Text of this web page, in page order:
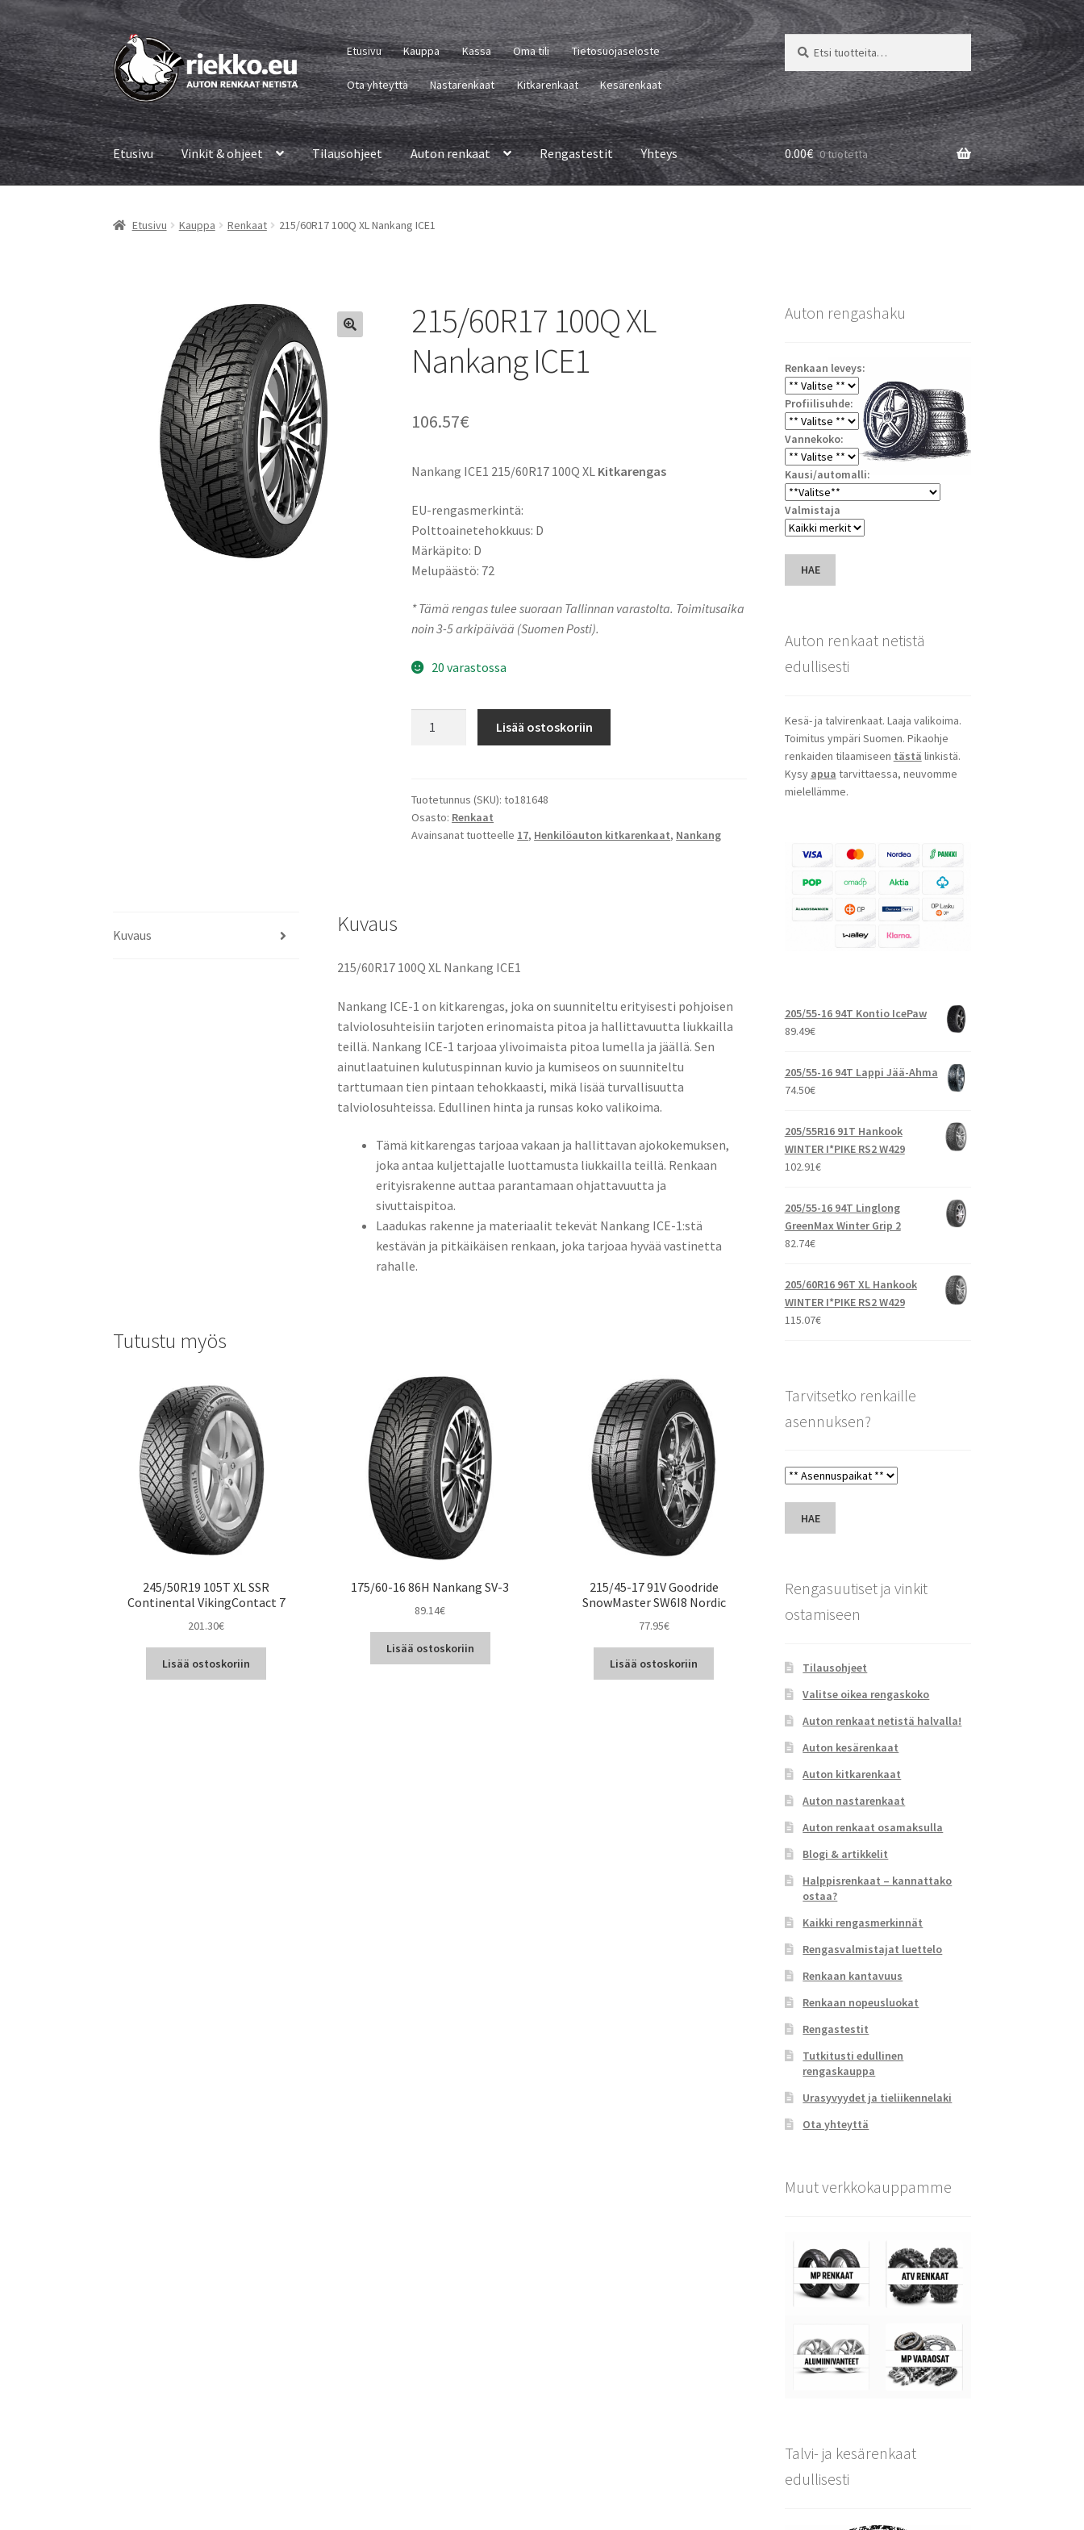
Siirry
navigointiin
Siirry
sisältöön
Etusivu Kauppa Kassa Oma tili Tietosuojaseloste
Ota yhteyttä Nastarenkaat Kitkarenkaat Kesärenkaat
Etsi:
Haku
Etusivu Vinkit & ohjeet Tilausohjeet Auton renkaat Rengastestit Yhteys 0.00€ 0 tuotetta
Etusivu Kauppa Renkaat 215/60R17 100Q XL Nankang ICE1
215/60R17 100Q XL
Nankang ICE1
106.57€
Nankang ICE1 215/60R17 100Q XL Kitkarengas
EU-rengasmerkintä:
Polttoainetehokkuus: D
Märkäpito: D
Melupäästö: 72
* Tämä rengas tulee suoraan Tallinnan varastolta. Toimitusaika
noin 3-5 arkipäivää (Suomen Posti).
20 varastossa
ICE1
määrä
Lisää ostoskoriin
Tuotetunnus (SKU):to181648
Osasto: Renkaat
Avainsanat tuotteelle 17, Henkilöauton kitkarenkaat, Nankang
Kuvaus Kuvaus
215/60R17 100Q XL Nankang ICE1
Nankang ICE-1 on kitkarengas, joka on suunniteltu erityisesti pohjoisen
talviolosuhteisiin tarjoten erinomaista pitoa ja hallittavuutta liukkailla
teillä. Nankang ICE-1 tarjoaa ylivoimaista pitoa lumella ja jäällä. Sen
ainutlaatuinen kulutuspinnan kuvio ja kumiseos on suunniteltu
tarttumaan tien pintaan tehokkaasti, mikä lisää turvallisuutta
talviolosuhteissa. Edullinen hinta ja runsas koko valikoima.
Tämä kitkarengas tarjoaa vakaan ja hallittavan ajokokemuksen,
joka antaa kuljettajalle luottamusta liukkailla teillä. Renkaan
erityisrakenne auttaa parantamaan ohjattavuutta ja
sivuttaispitoa.
Laadukas rakenne ja materiaalit tekevät Nankang ICE-1:stä
kestävän ja pitkäikäisen renkaan, joka tarjoaa hyvää vastinetta
rahalle.
Tutustu myös
245/50R19 105T XL SSR
Continental VikingContact 7
201.30€
Lisää ostoskoriin
175/60-16 86H Nankang SV-3
89.14€
Lisää ostoskoriin
215/45-17 91V Goodride
SnowMaster SW6I8 Nordic
77.95€
Lisää ostoskoriin
Auton rengashaku
Renkaan leveys:
Profiilisuhde:
Vannekoko:
Kausi/automalli:
Valmistaja
HAE
Auton renkaat netistä
edullisesti
Kesä- ja talvirenkaat. Laaja valikoima.
Toimitus ympäri Suomen. Pikaohje
renkaiden tilaamiseen tästä linkistä.
Kysy apua tarvittaessa, neuvomme
mielellämme.
205/55-16 94T Kontio IcePaw
89.49€
205/55-16 94T Lappi Jää-Ahma
74.50€
205/55R16 91T Hankook
WINTER I*PIKE RS2 W429
102.91€
205/55-16 94T Linglong
GreenMax Winter Grip 2
82.74€
205/60R16 96T XL Hankook
WINTER I*PIKE RS2 W429
115.07€
Tarvitsetko renkaille
asennuksen?
HAE
Rengasuutiset ja vinkit
ostamiseen
Tilausohjeet
Valitse oikea rengaskoko
Auton renkaat netistä halvalla!
Auton kesärenkaat
Auton kitkarenkaat
Auton nastarenkaat
Auton renkaat osamaksulla
Blogi & artikkelit
Halppisrenkaat – kannattako
ostaa?
Kaikki rengasmerkinnät
Rengasvalmistajat luettelo
Renkaan kantavuus
Renkaan nopeusluokat
Rengastestit
Tutkitusti edullinen
rengaskauppa
Urasyvyydet ja tieliikennelaki
Ota yhteyttä
Muut verkkokauppamme
Talvi- ja kesärenkaat
edullisesti